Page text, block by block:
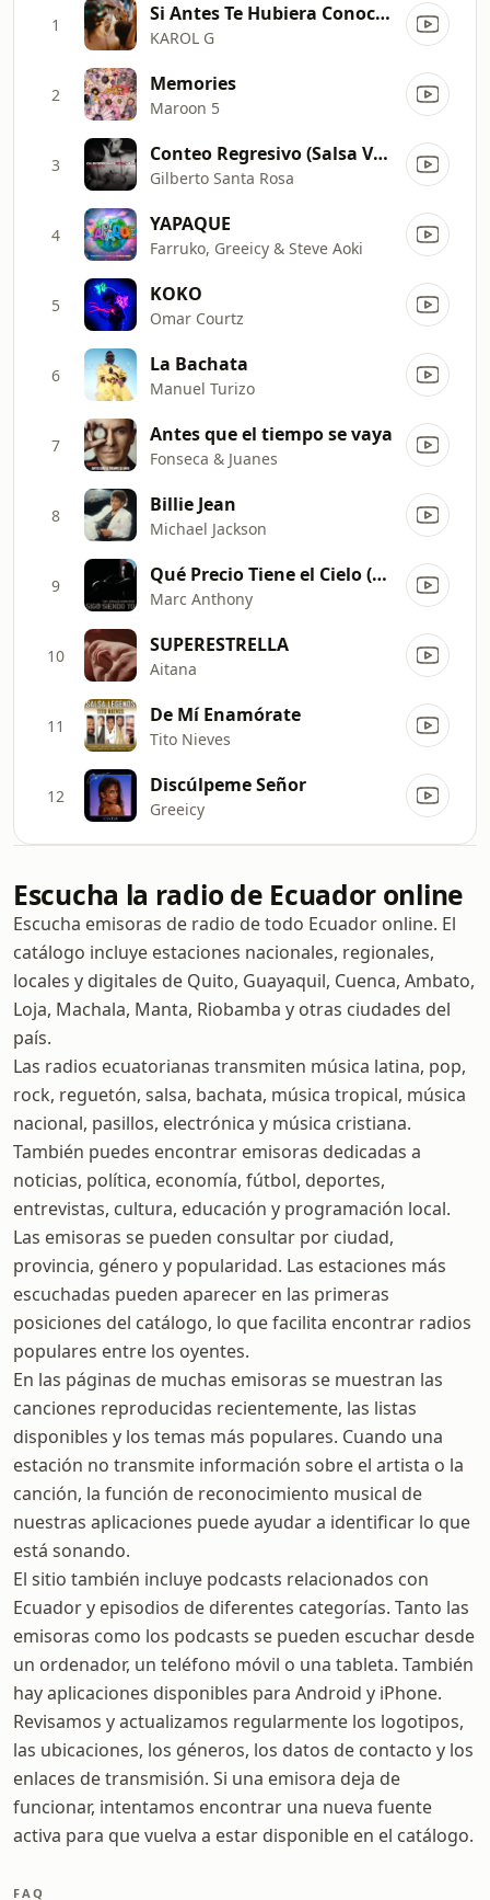
1 Si Antes Te Hubiera Conocido
KAROL G
2 Memories
Maroon 5
3 Conteo Regresivo (Salsa Version)
Gilberto Santa Rosa
4 YAPAQUE
Farruko, Greeicy & Steve Aoki
5 KOKO
Omar Courtz
6 La Bachata
Manuel Turizo
7 Antes que el tiempo se vaya
Fonseca & Juanes
8 Billie Jean
Michael Jackson
9 Qué Precio Tiene el Cielo (Salsa Version)
Marc Anthony
10 SUPERESTRELLA
Aitana
11 De Mí Enamórate
Tito Nieves
12 Discúlpeme Señor
Greeicy
Escucha la radio de Ecuador online
Escucha emisoras de radio de todo Ecuador online. El
catálogo incluye estaciones nacionales, regionales,
locales y digitales de Quito, Guayaquil, Cuenca, Ambato,
Loja, Machala, Manta, Riobamba y otras ciudades del
país.
Las radios ecuatorianas transmiten música latina, pop,
rock, reguetón, salsa, bachata, música tropical, música
nacional, pasillos, electrónica y música cristiana.
También puedes encontrar emisoras dedicadas a
noticias, política, economía, fútbol, deportes,
entrevistas, cultura, educación y programación local.
Las emisoras se pueden consultar por ciudad,
provincia, género y popularidad. Las estaciones más
escuchadas pueden aparecer en las primeras
posiciones del catálogo, lo que facilita encontrar radios
populares entre los oyentes.
En las páginas de muchas emisoras se muestran las
canciones reproducidas recientemente, las listas
disponibles y los temas más populares. Cuando una
estación no transmite información sobre el artista o la
canción, la función de reconocimiento musical de
nuestras aplicaciones puede ayudar a identificar lo que
está sonando.
El sitio también incluye podcasts relacionados con
Ecuador y episodios de diferentes categorías. Tanto las
emisoras como los podcasts se pueden escuchar desde
un ordenador, un teléfono móvil o una tableta. También
hay aplicaciones disponibles para Android y iPhone.
Revisamos y actualizamos regularmente los logotipos,
las ubicaciones, los géneros, los datos de contacto y los
enlaces de transmisión. Si una emisora deja de
funcionar, intentamos encontrar una nueva fuente
activa para que vuelva a estar disponible en el catálogo.
FAQ